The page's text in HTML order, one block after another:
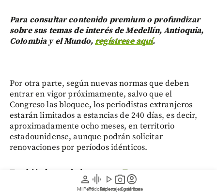
person
Mi Perfil
graphic_eq
Pódcast
play_arrow
Videos
photo_camera
Reportajes gráficos
account_circle
Suscríbete
Para consultar contenido premium o profundizar
sobre sus temas de interés de Medellín, Antioquia,
Colombia y el Mundo,regístrese aquí.
Por otra parte, según nuevas normas que deben
entrar en vigor próximamente, salvo que el
Congreso las bloquee, los periodistas extranjeros
estarán limitados a estancias de 240 días, es decir,
aproximadamente ocho meses, en territorio
estadounidense, aunque podrán solicitar
renovaciones por períodos idénticos.
También le puede interesar:¡Temperaturas
extremas! Olas de calor provocan la muerte de